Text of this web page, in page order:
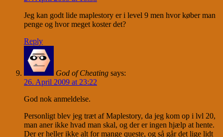
Jeg kan godt lide maplestory er i level 9 men hvor køber man
penge og hvor meget koster det?
Reply
God of Cheating says:
26. April 2009 at 23:22
God nok anmeldelse.
Personligt blev jeg træt af Maplestory, da jeg kom op i lvl 20,
man aner ikke hvad man skal, og der er ingen hjælp at hente.
Der er heller ikke alt for mange queste, og så går det lige lidt